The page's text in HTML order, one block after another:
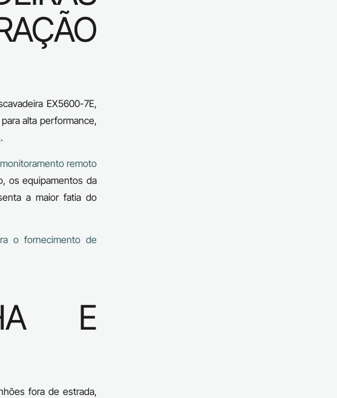
EX5600-7E,
alta performance,
remoto
os equipamentos da
a maior fatia do
o fornecimento de
E
fora de estrada,